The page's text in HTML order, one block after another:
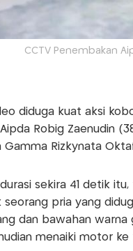
CCTV Penembakan
diduga kuat aksi
Robig Zaenudin
Gamma Rizkynata
sekira 41 detik
seorang pria yang
dan bawahan
menaiki motor